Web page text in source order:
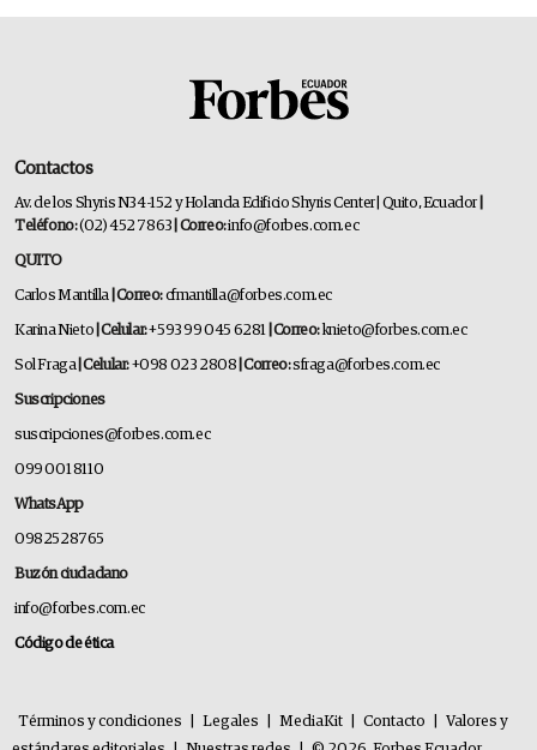
Contactos
Av. de los Shyris N34-152 y Holanda Edificio Shyris Center | Quito, Ecuador
Teléfono:(02) 452 7863 | Correo:info@forbes.com.ec
QUITO
Carlos Mantilla | Correo:cfmantilla@forbes.com.ec
Karina Nieto | Celular:+593 99 045 6281 | Correo:knieto@forbes.com.ec
Sol Fraga| Celular:+098 023 2808 | Correo:sfraga@forbes.com.ec
Suscripciones
suscripciones@forbes.com.ec
099 001 8110
WhatsApp
0982528765
Buzón ciudadano
info@forbes.com.ec
Código de ética
Términos y condiciones Legales MediaKit Contacto
Valores y